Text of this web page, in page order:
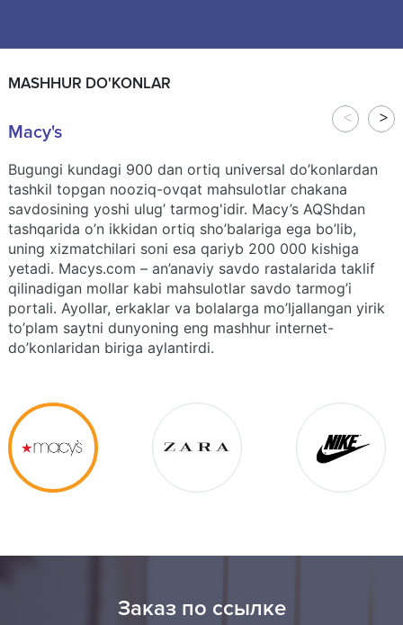
MASHHUR DO'KONLAR
Macy's
Bugungi kundagi 900 dan ortiq universal do’konlardan
tashkil topgan nooziq-ovqat mahsulotlar chakana
savdosining yoshi ulug’ tarmog'idir. Macy’s AQShdan
tashqarida o’n ikkidan ortiq sho’balariga ega bo’lib,
uning xizmatchilari soni esa qariyb 200 000 kishiga
yetadi. Macys.com – an’anaviy savdo rastalarida taklif
qilinadigan mollar kabi mahsulotlar savdo tarmog’i
portali. Ayollar, erkaklar va bolalarga mo’ljallangan yirik
to’plam saytni dunyoning eng mashhur internet-
do’konlaridan biriga aylantirdi.
Заказ по ссылке